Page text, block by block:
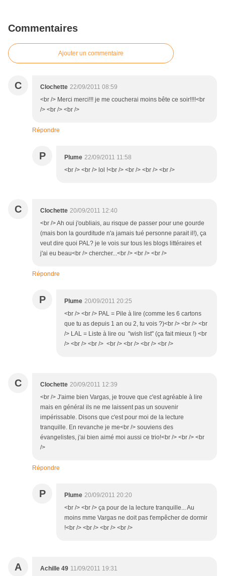
Commentaires
Ajouter un commentaire
C Clochette 22/09/2011 08:59
<br /> Merci merci!!! je me coucherai moins bête ce soir!!!!<br
/> <br /> <br />
Répondre
P Plume 22/09/2011 11:58
<br /> <br /> lol !<br /> <br /> <br /> <br />
C Clochette 20/09/2011 12:40
<br /> Ah oui j'oubliais, au risque de passer pour une gourde
(mais bon la gourditude n'a jamais tué personne parait il!), ça
veut dire quoi PAL? je le vois sur tous les blogs littéraires et
j'ai eu beau<br /> chercher...<br /> <br /> <br />
Répondre
P Plume 20/09/2011 20:25
<br /> <br /> PAL = Pile à lire (comme les 6 cartons
que tu as depuis 1 an ou 2, tu vois ?)<br /> <br /> <br
/> LAL = Liste à lire ou "wish list" (ça fait mieux !) <br
/> <br /> <br /> <br /> <br /> <br /> <br />
C Clochette 20/09/2011 12:39
<br /> J'aime bien Vargas, je trouve que c'est agréable à lire
mais en général ils ne me laissent pas un souvenir
impérissable. Disons que c'est pour moi de la lecture
tranquille. En revanche je me<br /> souviens des
évangelistes, j'ai bien aimé moi aussi ce trio!<br /> <br /> <br
/>
Répondre
P Plume 20/09/2011 20:20
<br /> <br /> ça pour de la lecture tranquille... Au
moins mme Vargas ne doit pas t'empêcher de dormir
!<br /> <br /> <br /> <br />
A Achille 49 11/09/2011 19:31